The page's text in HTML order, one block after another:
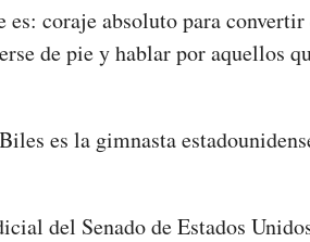
es: coraje absoluto para
de pie y hablar por aquellos
es la gimnasta
del Senado de Estados